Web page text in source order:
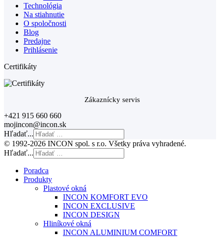
Technológia
Na stiahnutie
O spoločnosti
Blog
Predajne
Prihlásenie
Certifikáty
Zákaznícky servis
+421 915 660 660
mojincon@incon.sk
Hľadať...
© 1992-2026 INCON spol. s r.o. Všetky práva vyhradené.
Hľadať...
Poradca
Produkty
Plastové okná
INCON KOMFORT EVO
INCON EXCLUSIVE
INCON DESIGN
Hliníkové okná
INCON ALUMINIUM COMFORT